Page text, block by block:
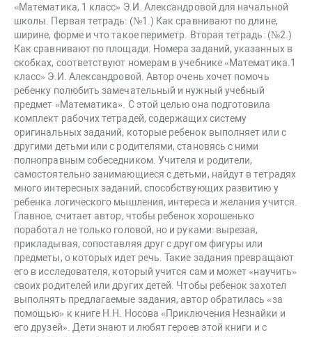
«Математика, 1 класс» Э.И. Александровой для начальной
школы. Первая тетрадь: (№1.) Как сравнивают по длине,
ширине, форме и что такое периметр. Вторая тетрадь: (№2.)
Как сравнивают по площади. Номера заданий, указанных в
скобках, соответствуют номерам в учебнике «Математика.1
класс» Э.И. Александровой. Автор очень хочет помочь
ребенку полюбить замечательный и нужный учебный
предмет «Математика». С этой целью она подготовила
комплект рабочих тетрадей, содержащих систему
оригинальных заданий, которые ребенок выполняет или с
другими детьми или с родителями, становясь с ними
полноправным собеседником. Учителя и родители,
самостоятельно занимающиеся с детьми, найдут в тетрадях
много интересных заданий, способствующих развитию у
ребенка логического мышления, интереса и желания учится.
Главное, считает автор, чтобы ребенок хорошенько
поработал не только головой, но и руками: вырезая,
прикладывая, сопоставляя друг с другом фигуры или
предметы, о которых идет речь. Такие задания превращают
его в исследователя, который учится сам и может «научить»
своих родителей или других детей. Чтобы ребенок захотел
выполнять предлагаемые задания, автор обратилась «за
помощью» к книге Н.Н. Носова «Приключения Незнайки и
его друзей». Дети знают и любят героев этой книги и с